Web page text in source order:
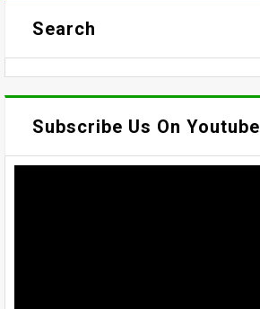
Search
Subscribe Us On Youtube